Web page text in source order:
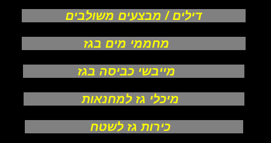
דילים / מבצעים משולבים
מחממי מים בגז
מייבשי כביסה בגז
מיכלי גז למחנאות
כירות גז לשטח